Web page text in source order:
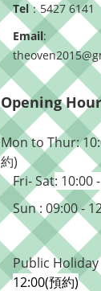
Tel：5427 6141
Email:
Opening Hour
Mon to Thur:
約)
Fri- Sat: 10:00
Sun : 09:00 -
Public Holiday
12:00(預約)